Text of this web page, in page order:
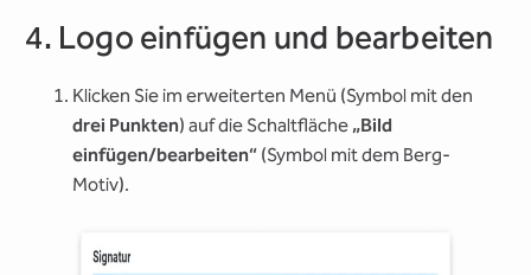
4. Logo einfügen und bearbeiten
Klicken Sie im erweiterten Menü (Symbol mit den
drei Punkten) auf die Schaltfläche „Bild
einfügen/bearbeiten“ (Symbol mit dem Berg-
Motiv).